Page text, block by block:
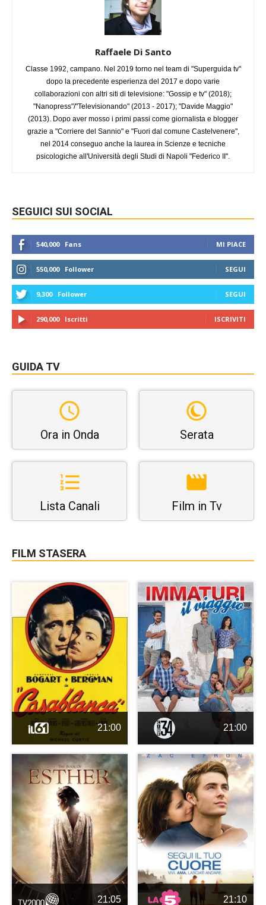
Raffaele Di Santo
Classe 1992, campano. Nel 2019 torno nel team di "Superguida tv"
dopo la precedente esperienza del 2017 e dopo varie
collaborazioni con altri siti di televisione: "Gossip e tv" (2018);
"Nanopress"/"Televisionando" (2013 - 2017); "Davide Maggio"
(2013). Dopo aver mosso i primi passi come giornalista e blogger
grazie a "Corriere del Sannio" e "Fuori dal comune Castelvenere",
nel 2014 conseguo anche la laurea in Scienze e tecniche
psicologiche all'Università degli Studi di Napoli "Federico II".
SEGUICI SUI SOCIAL
540,000 Fans MI PIACE
550,000 Follower SEGUI
9,300 Follower SEGUI
290,000 Iscritti ISCRIVITI
GUIDA TV
Ora in Onda Serata
Lista Canali Film in Tv
FILM STASERA
21:00 21:00
21:05 21:10